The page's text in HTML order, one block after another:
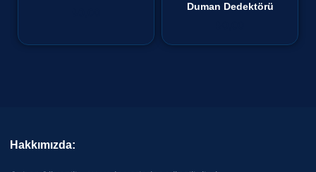
Duman Dedektörü
Hakkımızda: